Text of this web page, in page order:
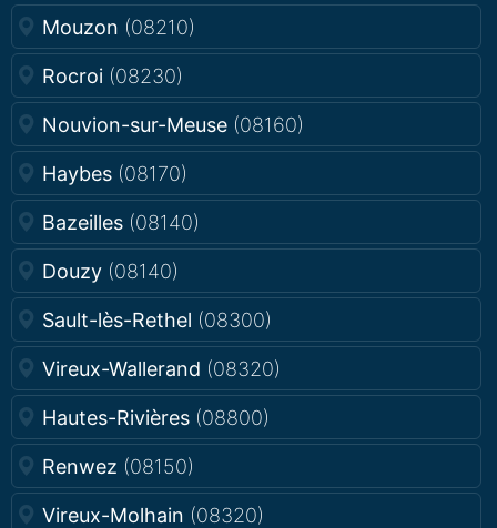
Mouzon (08210)
Rocroi (08230)
Nouvion-sur-Meuse (08160)
Haybes (08170)
Bazeilles (08140)
Douzy (08140)
Sault-lès-Rethel (08300)
Vireux-Wallerand (08320)
Hautes-Rivières (08800)
Renwez (08150)
Vireux-Molhain (08320)